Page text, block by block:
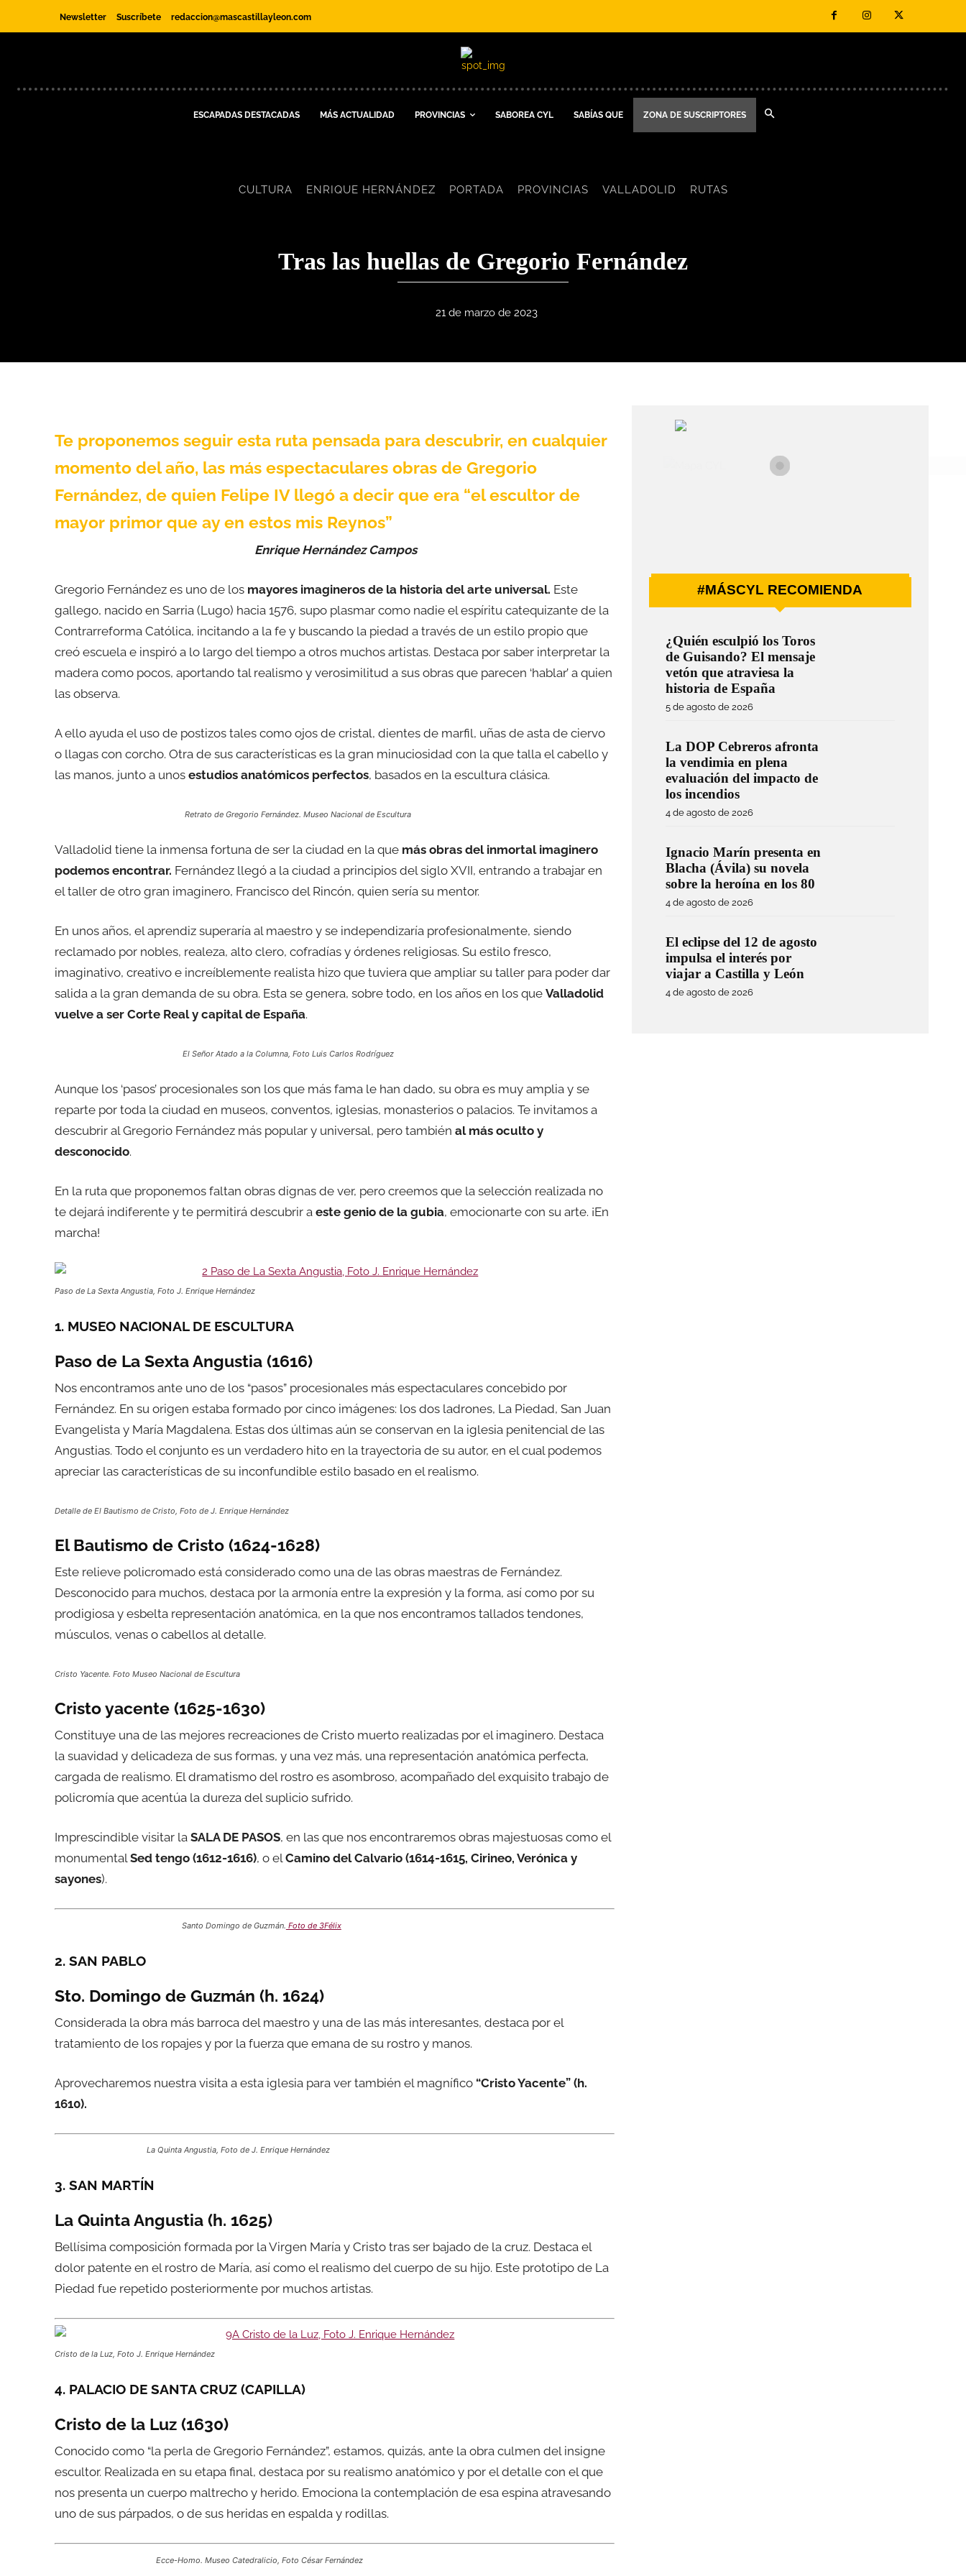
Newsletter Suscríbete redaccion@mascastillayleon.com
ESCAPADAS DESTACADAS MÁS ACTUALIDAD PROVINCIAS SABOREA CYL SABÍAS QUE ZONA DE SUSCRIPTORES
CULTURA ENRIQUE HERNÁNDEZ PORTADA PROVINCIAS VALLADOLID RUTAS
Tras las huellas de Gregorio Fernández
21 de marzo de 2023
Te proponemos seguir esta ruta pensada para descubrir, en cualquier
momento del año, las más espectaculares obras de Gregorio
Fernández, de quien Felipe IV llegó a decir que era “el escultor de
mayor primor que ay en estos mis Reynos”
Enrique Hernández Campos
Gregorio Fernández es uno de los mayores imagineros de la historia del arte universal. Este
gallego, nacido en Sarria (Lugo) hacia 1576, supo plasmar como nadie el espíritu catequizante de la
Contrarreforma Católica, incitando a la fe y buscando la piedad a través de un estilo propio que
creó escuela e inspiró a lo largo del tiempo a otros muchos artistas. Destaca por saber interpretar la
madera como pocos, aportando tal realismo y verosimilitud a sus obras que parecen ‘hablar’ a quien
las observa.
A ello ayuda el uso de postizos tales como ojos de cristal, dientes de marfil, uñas de asta de ciervo
o llagas con corcho. Otra de sus características es la gran minuciosidad con la que talla el cabello y
las manos, junto a unos estudios anatómicos perfectos, basados en la escultura clásica.
Retrato de Gregorio Fernández. Museo Nacional de Escultura
Valladolid tiene la inmensa fortuna de ser la ciudad en la que más obras del inmortal imaginero
podemos encontrar. Fernández llegó a la ciudad a principios del siglo XVII, entrando a trabajar en
el taller de otro gran imaginero, Francisco del Rincón, quien sería su mentor.
En unos años, el aprendiz superaría al maestro y se independizaría profesionalmente, siendo
reclamado por nobles, realeza, alto clero, cofradías y órdenes religiosas. Su estilo fresco,
imaginativo, creativo e increíblemente realista hizo que tuviera que ampliar su taller para poder dar
salida a la gran demanda de su obra. Esta se genera, sobre todo, en los años en los que Valladolid
vuelve a ser Corte Real y capital de España.
El Señor Atado a la Columna, Foto Luis Carlos Rodríguez
Aunque los ‘pasos’ procesionales son los que más fama le han dado, su obra es muy amplia y se
reparte por toda la ciudad en museos, conventos, iglesias, monasterios o palacios. Te invitamos a
descubrir al Gregorio Fernández más popular y universal, pero también al más oculto y
desconocido.
En la ruta que proponemos faltan obras dignas de ver, pero creemos que la selección realizada no
te dejará indiferente y te permitirá descubrir a este genio de la gubia, emocionarte con su arte. ¡En
marcha!
Paso de La Sexta Angustia, Foto J. Enrique Hernández
1. MUSEO NACIONAL DE ESCULTURA
Paso de La Sexta Angustia (1616)
Nos encontramos ante uno de los “pasos” procesionales más espectaculares concebido por
Fernández. En su origen estaba formado por cinco imágenes: los dos ladrones, La Piedad, San Juan
Evangelista y María Magdalena. Estas dos últimas aún se conservan en la iglesia penitencial de las
Angustias. Todo el conjunto es un verdadero hito en la trayectoria de su autor, en el cual podemos
apreciar las características de su inconfundible estilo basado en el realismo.
Detalle de El Bautismo de Cristo, Foto de J. Enrique Hernández
El Bautismo de Cristo (1624-1628)
Este relieve policromado está considerado como una de las obras maestras de Fernández.
Desconocido para muchos, destaca por la armonía entre la expresión y la forma, así como por su
prodigiosa y esbelta representación anatómica, en la que nos encontramos tallados tendones,
músculos, venas o cabellos al detalle.
Cristo Yacente. Foto Museo Nacional de Escultura
Cristo yacente (1625-1630)
Constituye una de las mejores recreaciones de Cristo muerto realizadas por el imaginero. Destaca
la suavidad y delicadeza de sus formas, y una vez más, una representación anatómica perfecta,
cargada de realismo. El dramatismo del rostro es asombroso, acompañado del exquisito trabajo de
policromía que acentúa la dureza del suplicio sufrido.
Imprescindible visitar la SALA DE PASOS, en las que nos encontraremos obras majestuosas como el
monumentalSed tengo (1612-1616), o elCamino del Calvario (1614-1615, Cirineo, Verónica y
sayones).
Santo Domingo de Guzmán. Foto de 3Félix
2. SAN PABLO
Sto. Domingo de Guzmán (h. 1624)
Considerada la obra más barroca del maestro y una de las más interesantes, destaca por el
tratamiento de los ropajes y por la fuerza que emana de su rostro y manos.
Aprovecharemos nuestra visita a esta iglesia para ver también el magnífico “Cristo Yacente” (h.
1610).
La Quinta Angustia, Foto de J. Enrique Hernández
3. SAN MARTÍN
La Quinta Angustia (h. 1625)
Bellísima composición formada por la Virgen María y Cristo tras ser bajado de la cruz. Destaca el
dolor patente en el rostro de María, así como el realismo del cuerpo de su hijo. Este prototipo de La
Piedad fue repetido posteriormente por muchos artistas.
Cristo de la Luz, Foto J. Enrique Hernández
4. PALACIO DE SANTA CRUZ (CAPILLA)
Cristo de la Luz (1630)
Conocido como “la perla de Gregorio Fernández”, estamos, quizás, ante la obra culmen del insigne
escultor. Realizada en su etapa final, destaca por su realismo anatómico y por el detalle con el que
nos presenta un cuerpo maltrecho y herido. Emociona la contemplación de esa espina atravesando
uno de sus párpados, o de sus heridas en espalda y rodillas.
Ecce-Homo. Museo Catedralicio, Foto César Fernández
#MÁSCYL RECOMIENDA
¿Quién esculpió los Toros
de Guisando? El mensaje
vetón que atraviesa la
historia de España
5 de agosto de 2026
La DOP Cebreros afronta
la vendimia en plena
evaluación del impacto de
los incendios
4 de agosto de 2026
Ignacio Marín presenta en
Blacha (Ávila) su novela
sobre la heroína en los 80
4 de agosto de 2026
El eclipse del 12 de agosto
impulsa el interés por
viajar a Castilla y León
4 de agosto de 2026